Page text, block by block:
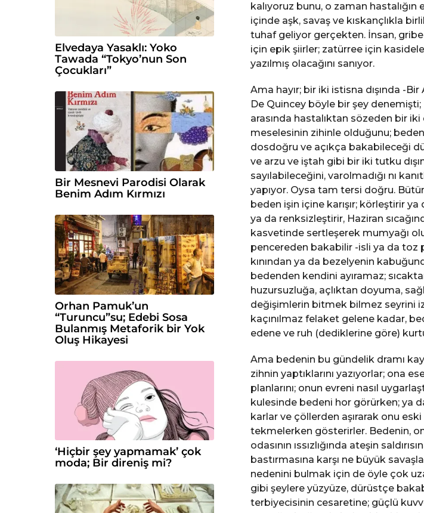
kalıyoruz bunu, o zaman hastalığın
içinde aşk, savaş ve kıskançlıkla
tuhaf geliyor gerçekten. İnsan,
için epik şiirler; zatürree için
yazılmış olacağını sanıyor.
Ama hayır; bir iki istisna dışında -Bir
De Quincey böyle bir şey denemişti;
arasında hastalıktan sözeden bir
meselesinin zihinle olduğunu;
dosdoğru ve açıkça bakabileceği
ve arzu ve iştah gibi bir iki tutku
sayılabileceğini, varolmadığı­ nı
yapıyor. Oysa tam tersi doğru.
beden işin içine karışır; körleştirir
ya da renksizleştirir, Haziran
kasvetinde sertleşerek mumyağı
pencereden bakabilir -isli ya da toz
kınından ya da bezelyenin
bedenden kendini ayıramaz;
huzursuzluğa, açlıktan doyuma,
değişimlerin bitmek bilmez seyrini
kaçınılmaz felaket gelene kadar,
edene ve ruh (dediklerine göre)
Ama bedenin bu gündelik dramı
zihnin yaptıklarını yazıyorlar; ona
planlarını; onun evreni nasıl
kulesinde bedeni hor görürken; ya
karlar ve çöllerden aşırarak onu
tekmelerken gösterirler. Bedenin,
odasının ıssızlığında ateşin
bastırmasına karşı ne büyük
nedenini bulmak için de öyle çok
gibi şeylere yüzyüze, dürüstçe
terbiyecisinin cesaretine; güçlü
Elvedaya Yasaklı: Yoko
Tawada “Tokyo’nun Son
Çocukları”
Bir Mesnevi Parodisi Olarak
Benim Adım Kırmızı
Orhan Pamuk’un
“Turuncu”su; Edebi Sosa
Bulanmış Metaforik bir Yok
Oluş Hikayesi
‘Hiçbir şey yapmamak’ çok
moda; Bir direniş mi?